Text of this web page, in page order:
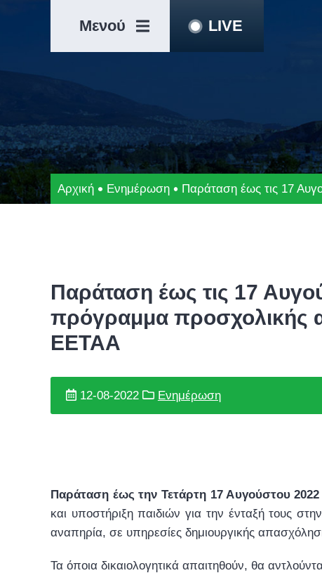
πλοήγησης
Μενού LIVE
Αρχική Ενημέρωση Παράταση έως τις 17
Παράταση έως τις 17
πρόγραμμα προσχολικής
ΕΕΤΑΑ
12-08-2022 Ενημέρωση
Παράταση έως την Τετάρτη 17 Αυγούστου
και υποστήριξη παιδιών για την ένταξή τους
αναπηρία, σε υπηρεσίες δημιουργικής
Τα όποια δικαιολογητικά απαιτηθούν, θα